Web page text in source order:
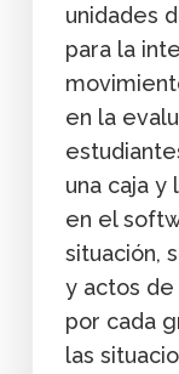
unidades
para la
en la
una caja y
en el
situación,
y actos de
por cada
las